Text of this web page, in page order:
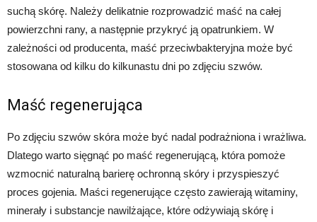
suchą skórę. Należy delikatnie rozprowadzić maść na całej
powierzchni rany, a następnie przykryć ją opatrunkiem. W
zależności od producenta, maść przeciwbakteryjna może być
stosowana od kilku do kilkunastu dni po zdjęciu szwów.
Maść regenerująca
Po zdjęciu szwów skóra może być nadal podrażniona i wrażliwa.
Dlatego warto sięgnąć po maść regenerującą, która pomoże
wzmocnić naturalną barierę ochronną skóry i przyspieszyć
proces gojenia. Maści regenerujące często zawierają witaminy,
minerały i substancje nawilżające, które odżywiają skórę i